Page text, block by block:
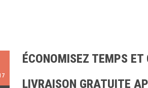
ÉCONOMISEZ TEMPS
LIVRAISON GRATUITE